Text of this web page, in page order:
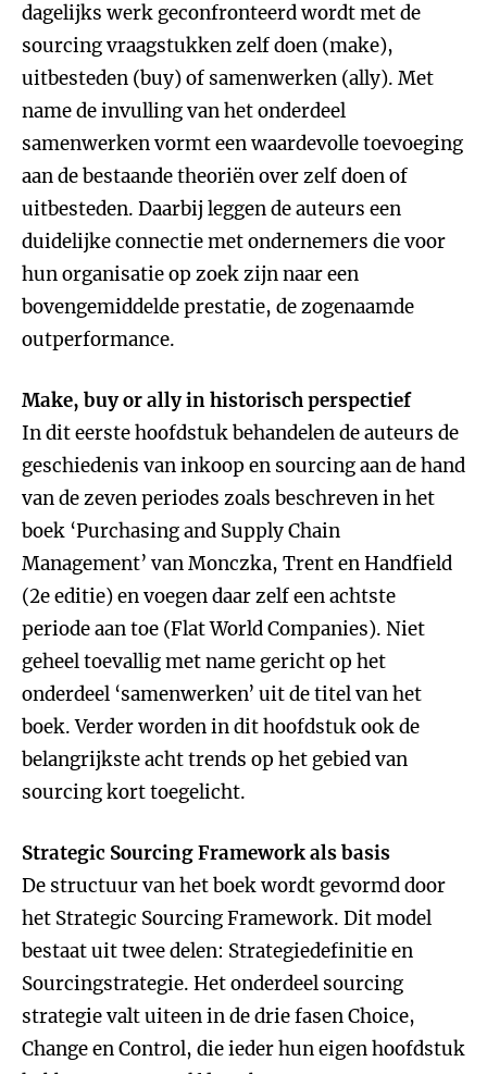
dagelijks werk geconfronteerd wordt met de
sourcing vraagstukken zelf doen (make),
uitbesteden (buy) of samenwerken (ally). Met
name de invulling van het onderdeel
samenwerken vormt een waardevolle toevoeging
aan de bestaande theoriën over zelf doen of
uitbesteden. Daarbij leggen de auteurs een
duidelijke connectie met ondernemers die voor
hun organisatie op zoek zijn naar een
bovengemiddelde prestatie, de zogenaamde
outperformance.
Make, buy or ally in historisch perspectief
In dit eerste hoofdstuk behandelen de auteurs de
geschiedenis van inkoop en sourcing aan de hand
van de zeven periodes zoals beschreven in het
boek ‘Purchasing and Supply Chain
Management’ van Monczka, Trent en Handfield
(2e editie) en voegen daar zelf een achtste
periode aan toe (Flat World Companies). Niet
geheel toevallig met name gericht op het
onderdeel ‘samenwerken’ uit de titel van het
boek. Verder worden in dit hoofdstuk ook de
belangrijkste acht trends op het gebied van
sourcing kort toegelicht.
Strategic Sourcing Framework als basis
De structuur van het boek wordt gevormd door
het Strategic Sourcing Framework. Dit model
bestaat uit twee delen: Strategiedefinitie en
Sourcingstrategie. Het onderdeel sourcing
strategie valt uiteen in de drie fasen Choice,
Change en Control, die ieder hun eigen hoofdstuk